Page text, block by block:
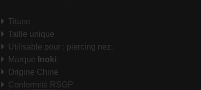
Titane
Taille unique
Utilisable pour : piercing nez.
Marque Inoki
Origine Chine
Conformité RSGP